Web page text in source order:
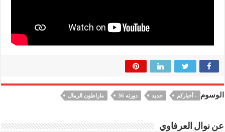
الوسوم - أخباركم جديد دورته 36 ماراطون الرمال
عن نوال العرفاوي